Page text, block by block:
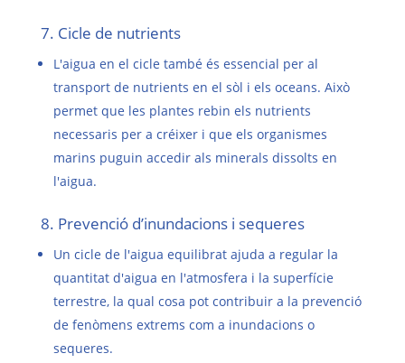
7. Cicle de nutrients
L'aigua en el cicle també és essencial per al
transport de nutrients en el sòl i els oceans. Això
permet que les plantes rebin els nutrients
necessaris per a créixer i que els organismes
marins puguin accedir als minerals dissolts en
l'aigua.
8. Prevenció d’inundacions i sequeres
Un cicle de l'aigua equilibrat ajuda a regular la
quantitat d'aigua en l'atmosfera i la superfície
terrestre, la qual cosa pot contribuir a la prevenció
de fenòmens extrems com a inundacions o
sequeres.